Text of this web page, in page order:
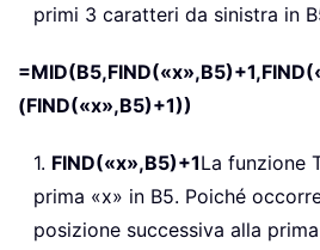
primi 3 caratteri da sinistra in
(FIND(«x»,B5)+1))
1. FIND(«x»,B5)+1La funzione
prima «x» in B5. Poiché
posizione successiva alla